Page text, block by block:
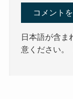
日本語が含ま
意ください。